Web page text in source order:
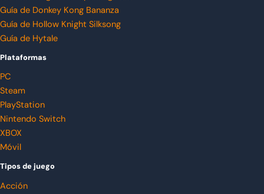
Guía de Donkey Kong Bananza
Guía de Hollow Knight Silksong
Guía de Hytale
Plataformas
PC
Steam
PlayStation
Nintendo Switch
XBOX
Móvil
Tipos de juego
Acción